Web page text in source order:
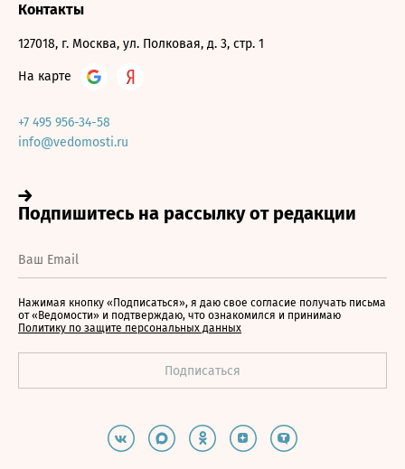
Контакты
127018, г. Москва, ул. Полковая, д. 3, стр. 1
На карте
+7 495 956-34-58
info@vedomosti.ru
Нажимая кнопку «Подписаться», я даю свое согласие получать письма
от «Ведомости» и подтверждаю, что ознакомился и принимаю
Политику по защите персональных данных